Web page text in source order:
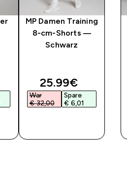
price
MP Damen Training
8-cm-Shorts —
Schwarz
discounted price
25.99€‎
War
€ 32,00‎
Spare
€ 6,01‎